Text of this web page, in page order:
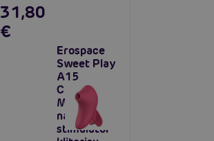
Erospace
Sweet Play
A15
Clitoral
Massager,
nasávací
stimulátor
31,80
€